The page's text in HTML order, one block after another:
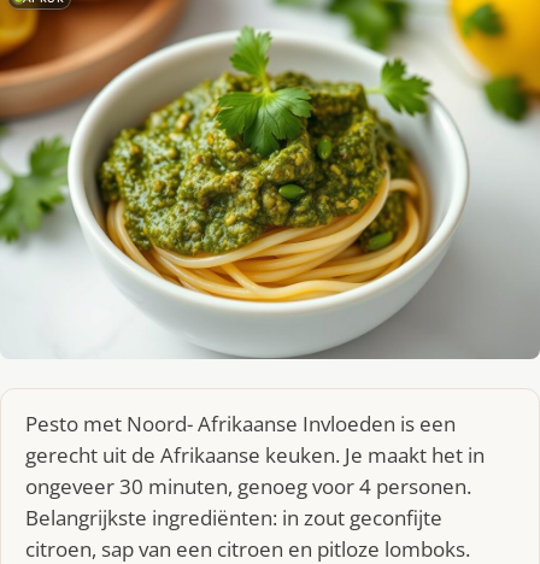
Pesto met Noord- Afrikaanse Invloeden is een
gerecht uit de Afrikaanse keuken. Je maakt het in
ongeveer 30 minuten, genoeg voor 4 personen.
Belangrijkste ingrediënten: in zout geconfijte
citroen, sap van een citroen en pitloze lomboks.